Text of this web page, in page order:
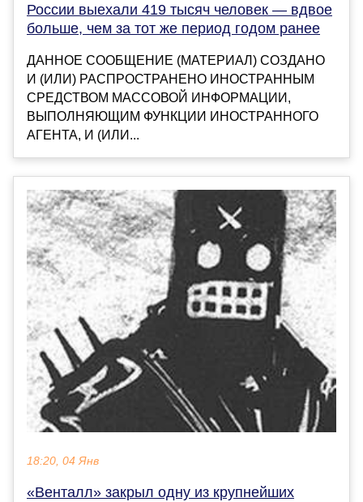
России выехали 419 тысяч человек — вдвое
больше, чем за тот же период годом ранее
ДАННОЕ СООБЩЕНИЕ (МАТЕРИАЛ) СОЗДАНО
И (ИЛИ) РАСПРОСТРАНЕНО ИНОСТРАННЫМ
СРЕДСТВОМ МАССОВОЙ ИНФОРМАЦИИ,
ВЫПОЛНЯЮЩИМ ФУНКЦИИ ИНОСТРАННОГО
АГЕНТА, И (ИЛИ...
18:20, 04 Янв
«Венталл» закрыл одну из крупнейших